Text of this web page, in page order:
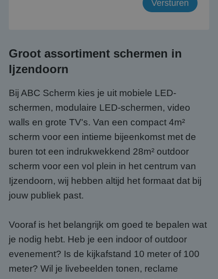
Groot assortiment schermen in
Ijzendoorn
Bij ABC Scherm kies je uit mobiele LED-
schermen, modulaire LED-schermen, video
walls en grote TV's. Van een compact 4m²
scherm voor een intieme bijeenkomst met de
buren tot een indrukwekkend 28m² outdoor
scherm voor een vol plein in het centrum van
Ijzendoorn, wij hebben altijd het formaat dat bij
jouw publiek past.
Vooraf is het belangrijk om goed te bepalen wat
je nodig hebt. Heb je een indoor of outdoor
evenement? Is de kijkafstand 10 meter of 100
meter? Wil je livebeelden tonen, reclame